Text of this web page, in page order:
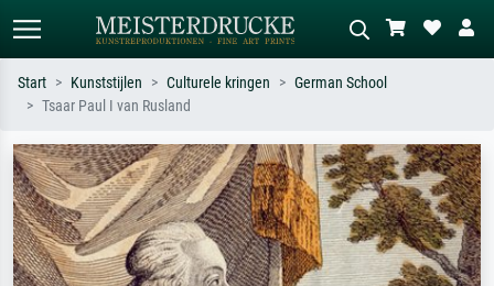
Zoek op kunstenaar, titel of stijl – bijv.
Monet, Sterrennacht, impressionisme,
Hokusai-golf, naakt.
Beschrijf de scène – bijv. groene
weide, abstract met veel rood, donker
olieverfschilderij, staand naakt naast
een boom.
Start Kunststijlen Culturele kringen
German School
Tsaar Paul I van Rusland